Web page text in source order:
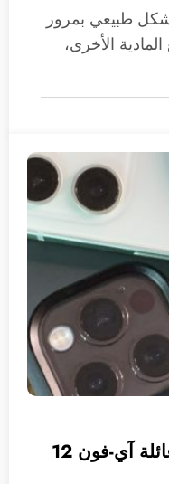
طبيعي بمرور
الأخرى،
ثلاثة عشر ميزة تتفرد بها عائلة آي-فون 12